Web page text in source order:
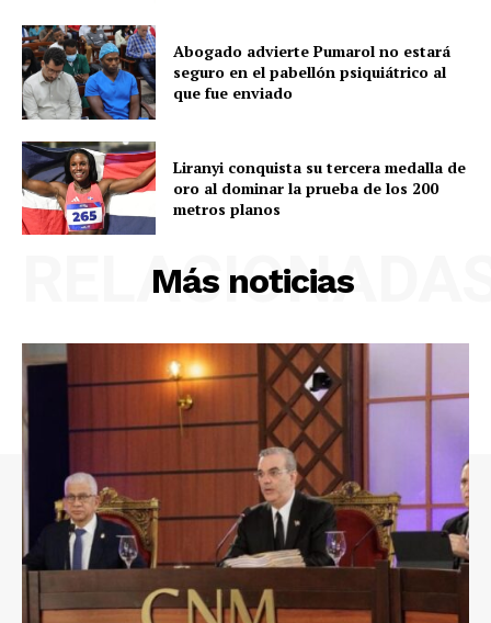
Abogado advierte Pumarol no estará
seguro en el pabellón psiquiátrico al
que fue enviado
Liranyi conquista su tercera medalla de
oro al dominar la prueba de los 200
metros planos
Más noticias